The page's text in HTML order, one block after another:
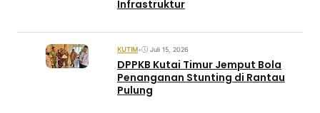
Infrastruktur
KUTIM• Juli 15, 2026
DPPKB Kutai Timur Jemput Bola
Penanganan Stunting di Rantau
Pulung